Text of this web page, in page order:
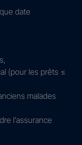
date
(pour les prêts ≤
malades
l’assurance